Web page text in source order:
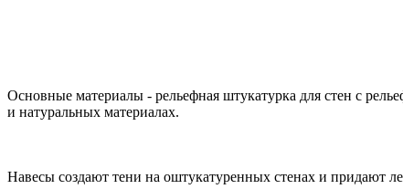
Основные материалы - рельефная штукатурка для стен с
и натуральных материалах.
Навесы создают тени на оштукатуренных стенах и придают